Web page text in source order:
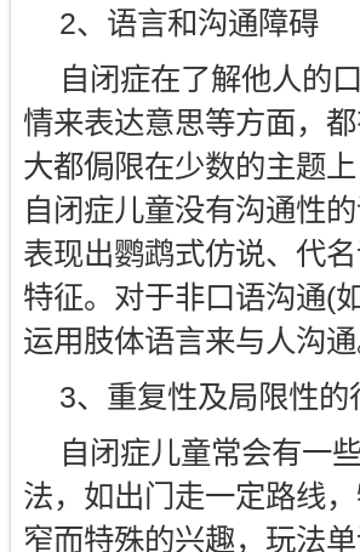
2、语言和沟通障碍
自闭症在了解他人的
情来表达意思等方面，
大都侷限在少数的主题
自闭症儿童没有沟通性
表现出鹦鹉式仿说、代
特征。对于非口语沟通(
运用肢体语言来与人沟通
3、重复性及局限性的
自闭症儿童常会有一
法，如出门走一定路线
窄而特殊的兴趣，玩法